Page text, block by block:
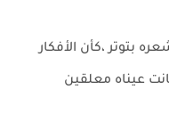
بتوتر ،كأن الأفكار
عيناه معلقين